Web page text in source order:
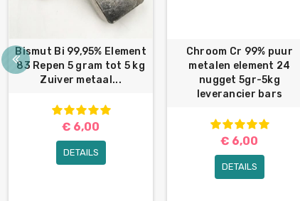
Bismut Bi 99,95% Element
83 Repen 5 gram tot 5 kg
Zuiver metaal...
€ 6,00
DETAILS
Chroom Cr 99% puur
metalen element 24
nugget 5gr-5kg
leverancier bars
€ 6,00
DETAILS